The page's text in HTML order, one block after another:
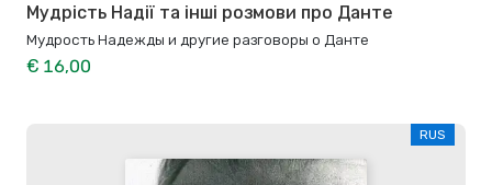
Мудрість Надії та інші розмови про Данте
Мудрость Надежды и другие разговоры о Данте
€ 16,00
RUS